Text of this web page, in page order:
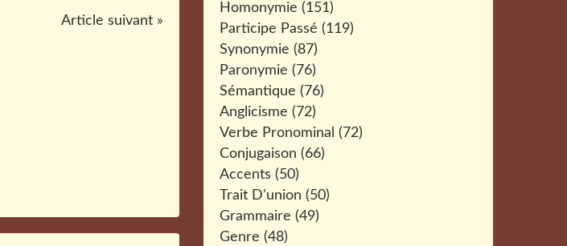
Article suivant »
Homonymie (151)
Participe Passé (119)
Synonymie (87)
Paronymie (76)
Sémantique (76)
Anglicisme (72)
Verbe Pronominal (72)
Conjugaison (66)
Accents (50)
Trait D'union (50)
Grammaire (49)
Genre (48)